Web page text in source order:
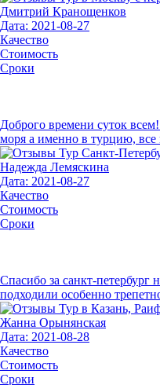
Дмитрий Кранощенков
Дата: 2021-08-27
Качество
Стоимость
Сроки
Доброго времени суток
моря а именно в турцию, все
Надежда Лемяскина
Дата: 2021-08-27
Качество
Стоимость
Сроки
Спасибо за санкт-
подходили особенно
Жанна Орынянская
Дата: 2021-08-28
Качество
Стоимость
Сроки